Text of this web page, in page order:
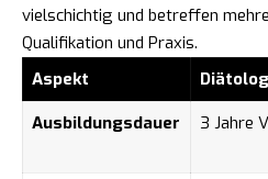
vielschichtig und betreffen
Qualifikation und Praxis.
Aspekt
Ausbildungsdauer
3 Jahre